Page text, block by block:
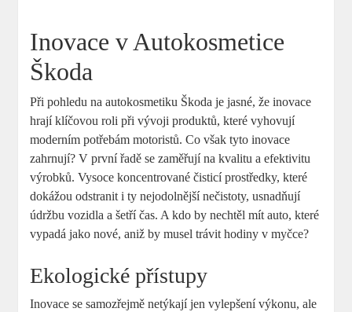
Inovace v Autokosmetice
Škoda
Při pohledu na autokosmetiku Škoda je jasné, že inovace
hrají⁢ klíčovou roli při vývoji produktů, které vyhovují
moderním ⁣potřebám motoristů. Co však tyto inovace
zahrnují? V první ⁤řadě se ⁤zaměřují na⁤ kvalitu a efektivitu
výrobků. Vysoce koncentrované čisticí prostředky, které
dokážou odstranit i ty nejodolnější nečistoty, usnadňují⁢
údržbu vozidla a šetří čas. A kdo by‌ nechtěl mít ⁢auto, které
vypadá jako nové, aniž by​ musel ‍trávit hodiny v myčce?
Ekologické přístupy
Inovace se‌ samozřejmě ⁤netýkají jen ⁣vylepšení výkonu, ale